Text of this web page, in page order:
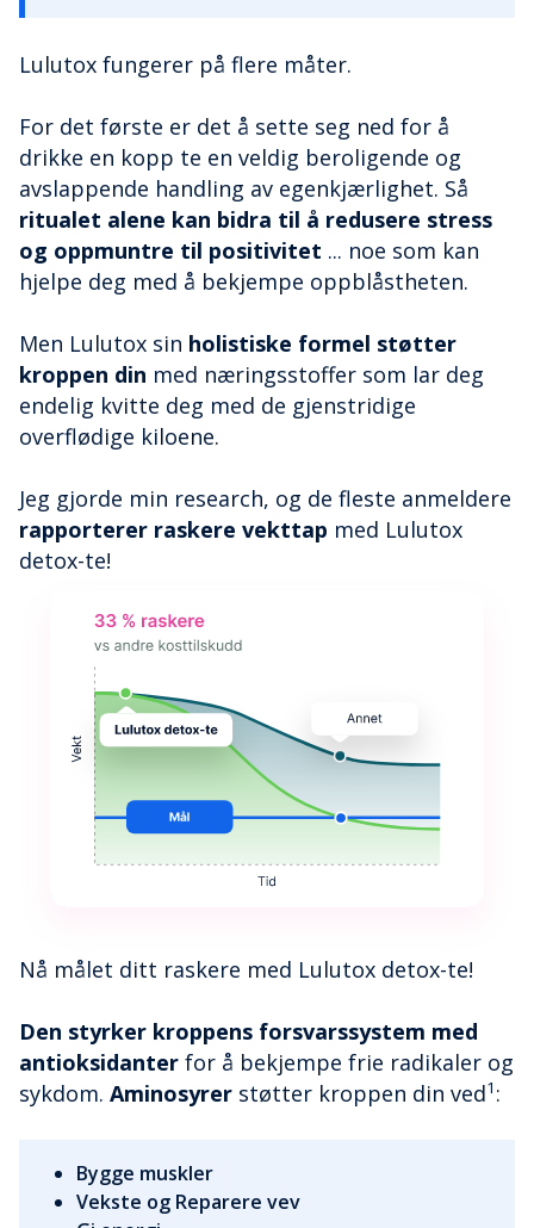
Lulutox fungerer på flere måter.
For det første er det å sette seg ned for å
drikke en kopp te en veldig beroligende og
avslappende handling av egenkjærlighet. Så
ritualet alene kan bidra til å redusere stress
og oppmuntre til positivitet ... noe som kan
hjelpe deg med å bekjempe oppblåstheten.
Men Lulutox sin holistiske formel støtter
kroppen din med næringsstoffer som lar deg
endelig kvitte deg med de gjenstridige
overflødige kiloene.
Jeg gjorde min research, og de fleste anmeldere
rapporterer raskere vekttap med Lulutox
detox-te!
Nå målet ditt raskere med Lulutox detox-te!
Den styrker kroppens forsvarssystem med
antioksidanter for å bekjempe frie radikaler og
sykdom. Aminosyrer støtter kroppen din ved1 :
Bygge muskler
Vekste og Reparere vev